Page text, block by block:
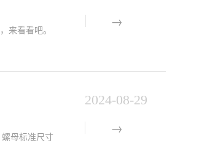
来看看吧。
2024-08-29
母标准尺寸